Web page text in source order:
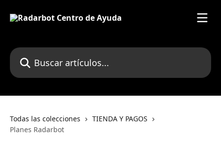
Buscar artículos...
Todas las colecciones
TIENDA Y PAGOS
Planes Radarbot